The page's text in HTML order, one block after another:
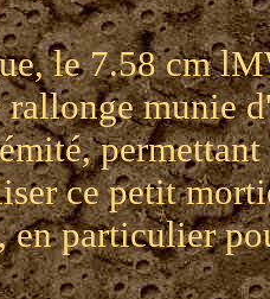
le 7.58 cm
munie
permettant
ce petit
en particulier